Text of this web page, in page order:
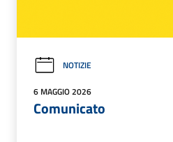
NOTIZIE
6 MAGGIO 2026
Comunicato